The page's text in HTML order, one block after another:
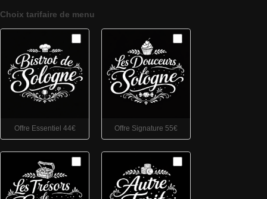
Choix tarifaire de menu
Offre Essentiel 44€ Offre Signature 55€